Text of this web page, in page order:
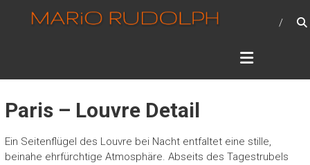
MARIO RUDOLPH –
Paris – Louvre Detail
Ein Seitenflügel des Louvre bei Nacht entfaltet eine stille,
beinahe ehrfürchtige Atmosphäre. Abseits des Tagestrubels